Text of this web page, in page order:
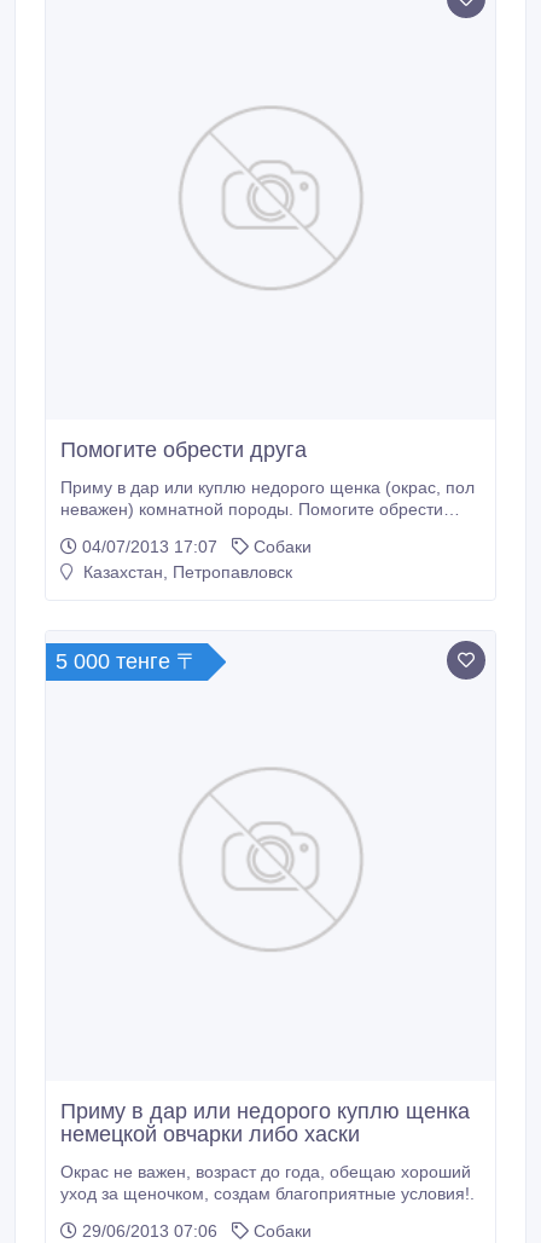
Помогите обрести друга
Приму в дар или куплю недорого щенка (окрас, пол
неважен) комнатной породы. Помогите обрести
04/07/2013 17:07
Собаки
Казахстан, Петропавловск
5 000 тенге 〒
Приму в дар или недорого куплю щенка
немецкой овчарки либо хаски
Окрас не важен, возраст до года, обещаю хороший
уход за щеночком, создам благоприятные условия!.
29/06/2013 07:06
Собаки